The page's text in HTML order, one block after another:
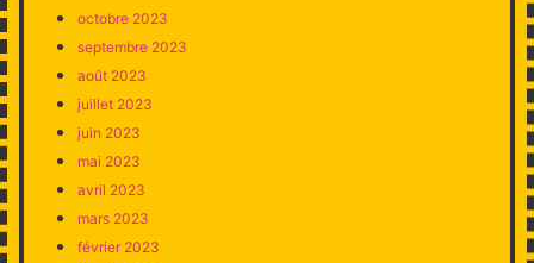
octobre 2023
septembre 2023
août 2023
juillet 2023
juin 2023
mai 2023
avril 2023
mars 2023
février 2023